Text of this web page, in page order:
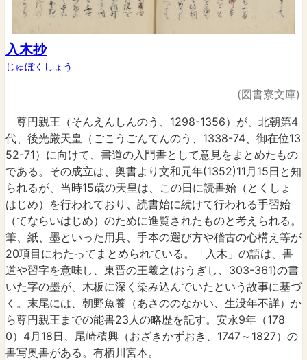
入木抄
じゅぼくしょう
(図書寮文庫)
尊円親王（そんえんしんのう、1298-1356）が、北朝第4
代、後光厳天皇（ごこうごんてんのう、1338-74、御在位13
52-71）に向けて、書道の入門書として意見をまとめたもの
である。その成立は、奥書より文和元年(1352)11月15日と知
られるが、当時15歳の天皇は、この日に読書始（とくしょ
はじめ）を行われており、読書始に続けて行われる手習始
（てならいはじめ）のために進覧されたものと考えられる。
筆、紙、墨といった用具、手本の選び方や稽古の心構え等が
20項目にわたってまとめられている。「入木」の語は、書
道や習字を意味し、東晋の王羲之(おうぎし、303-361)の書
いた字の墨が、木板に深く染み込んでいたという故事に基づ
く。末尾には、朝野魚養（あさののなかい、生没年不詳）か
ら尊円親王までの能書23人の略歴を記す。安永9年（178
0）4月18日、尾崎積興（おざきかずおき、1747～1827）の
書写奥書がある。有栖川宮本。